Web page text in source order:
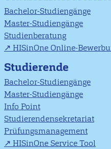
Bachelor-Studiengänge
Master-Studiengänge
Studienberatung
HISinOne Online-
Studierende
Bachelor-Studiengänge
Master-Studiengänge
Info Point
Studierendensekretariat
Prüfungsmanagement
HISinOne Service Tool